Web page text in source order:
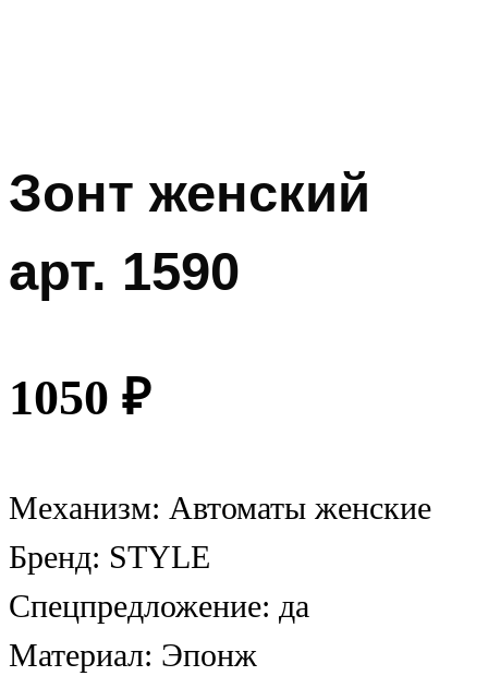
Зонт женский
арт. 1590
1050 ₽
Механизм: Автоматы женские
Бренд: STYLE
Спецпредложение: да
Материал: Эпонж